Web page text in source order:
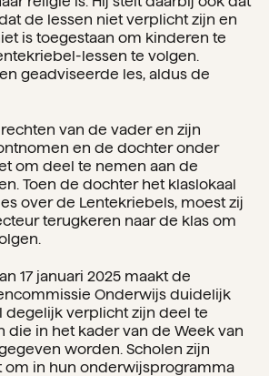
de lessen niet verplicht zijn en
is toegestaan om kinderen te
lessen te volgen.
geadviseerde les, aldus de
van de vader en zijn
en de dochter onder
om deel te nemen aan de
Toen de dochter het klaslokaal
over de Lentekriebels, moest zij
terugkeren naar de klas om
17 januari 2025 maakt de
Onderwijs duidelijk
degelijk verplicht zijn deel te
die in het kader van de Week van
worden. Scholen zijn
om in hun onderwijsprogramma